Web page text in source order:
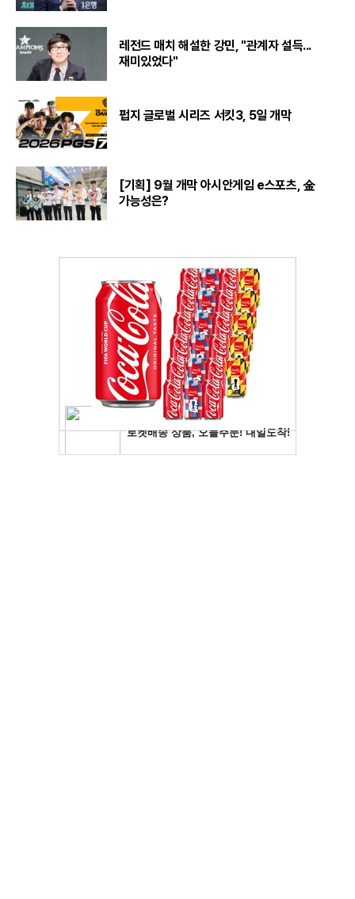
레전드 매치 해설한 강민, "관계자 설득...
재미있었다"
펍지 글로벌 시리즈 서킷3, 5일 개막
[기획] 9월 개막 아시안게임 e스포츠, 金
가능성은?